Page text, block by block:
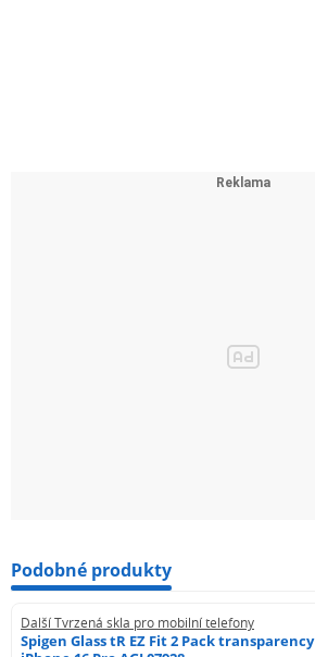
Podobné produkty
Další Tvrzená skla pro mobilní telefony
Spigen Glass tR EZ Fit 2 Pack transparency